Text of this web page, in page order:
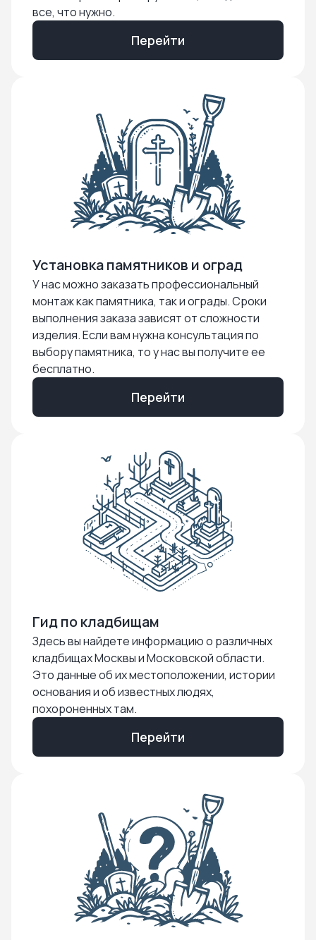
все, что нужно.
Перейти
Установка памятников и оград
У нас можно заказать профессиональный
монтаж как памятника, так и ограды. Сроки
выполнения заказа зависят от сложности
изделия. Если вам нужна консультация по
выбору памятника, то у нас вы получите ее
бесплатно.
Перейти
Гид по кладбищам
Здесь вы найдете информацию о различных
кладбищах Москвы и Московской области.
Это данные об их местоположении, истории
основания и об известных людях,
похороненных там.
Перейти